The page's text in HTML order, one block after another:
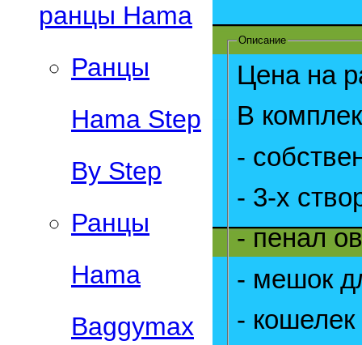
ранцы Hama
Ранцы
Hama Step
By Step
Ранцы
Hama
Baggymax
Описание
Цена на
В
-
- 3-х
- пенал
- мешок
-